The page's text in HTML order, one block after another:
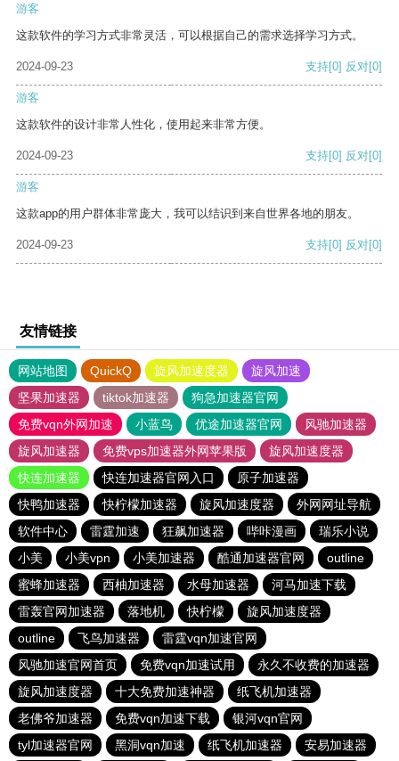
游客
这款软件的学习方式非常灵活，可以根据自己的需求选择学习方式。
2024-09-23 支持[0] 反对[0]
游客
这款软件的设计非常人性化，使用起来非常方便。
2024-09-23 支持[0] 反对[0]
游客
这款app的用户群体非常庞大，我可以结识到来自世界各地的朋友。
2024-09-23 支持[0] 反对[0]
友情链接
网站地图 QuickQ 旋风加速度器
旋风加速
坚果加速器
tiktok加速器
狗急加速器官网
免费vqn外网加速
小蓝鸟 优途加速器官网
风驰加速器
旋风加速器
免费vps加速器外网苹果版
旋风加速度器
快连加速器
快连加速器官网入口
原子加速器
快鸭加速器
快柠檬加速器 旋风加速度器
外网网址导航
软件中心
雷霆加速 狂飙加速器 哔咔漫画
瑞乐小说
小美
小美vpn 小美加速器 酷通加速器官网
outline
蜜蜂加速器
西柚加速器 水母加速器
河马加速下载
雷轰官网加速器
落地机 快柠檬
旋风加速度器
outline
飞鸟加速器
雷霆vqn加速官网
风驰加速官网首页
免费vqn加速试用
永久不收费的加速器
旋风加速度器
十大免费加速神器
纸飞机加速器
老佛爷加速器
免费vqn加速下载
银河vqn官网
tyl加速器官网
黑洞vqn加速 纸飞机加速器 安易加速器